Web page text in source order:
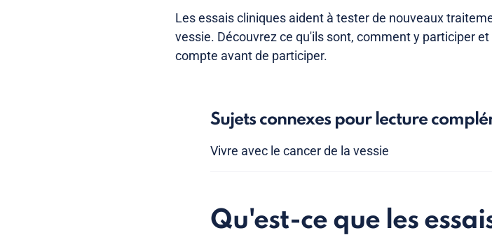
Les essais cliniques aident à tester de nouveaux
vessie. Découvrez ce qu'ils sont, comment y participer
compte avant de participer.
Sujets connexes pour lecture
Vivre avec le cancer de la vessie
Qu'est-ce que les